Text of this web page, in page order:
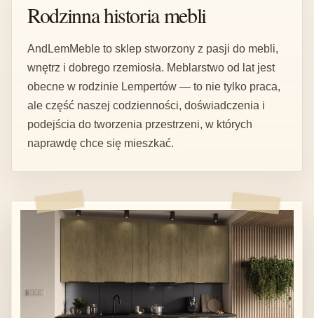
Rodzinna historia mebli
AndLemMeble to sklep stworzony z pasji do mebli,
wnętrz i dobrego rzemiosła. Meblarstwo od lat jest
obecne w rodzinie Lempertów — to nie tylko praca,
ale część naszej codzienności, doświadczenia i
podejścia do tworzenia przestrzeni, w których
naprawdę chce się mieszkać.